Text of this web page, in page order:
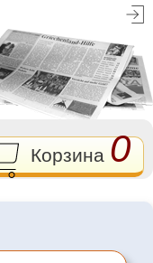
Корзина 0